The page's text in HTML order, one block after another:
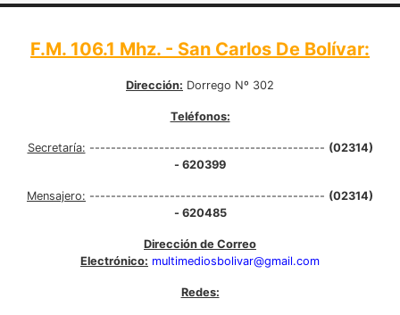
F.M. 106.1 Mhz. - San Carlos De Bolívar:
Dirección: Dorrego Nº 302
Teléfonos:
Secretaría: -------------------------------------------- (02314)
- 620399
Mensajero: -------------------------------------------- (02314)
- 620485
Dirección de Correo
Electrónico: multimediosbolivar@gmail.com
Redes: